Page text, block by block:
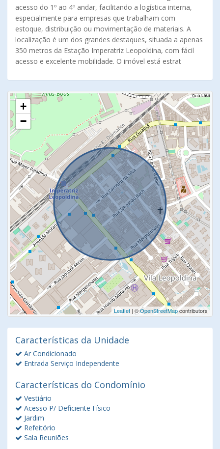
acesso do 1º ao 4º andar, facilitando a logística interna,
especialmente para empresas que trabalham com
estoque, distribuição ou movimentação de materiais. A
localização é um dos grandes destaques, situada a apenas
350 metros da Estação Imperatriz Leopoldina, com fácil
acesso e excelente mobilidade. O imóvel está estrat
+
−
Leaflet | ©OpenStreetMapcontributors
Características da Unidade
Ar Condicionado
Entrada Serviço Independente
Características do Condomínio
Vestiário
Acesso P/ Deficiente Físico
Jardim
Refeitório
Sala Reuniões